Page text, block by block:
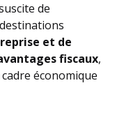
de
et de
fiscaux,
économique